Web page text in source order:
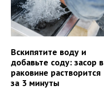
Вскипятите воду и
добавьте соду: засор в
раковине растворится
за 3 минуты